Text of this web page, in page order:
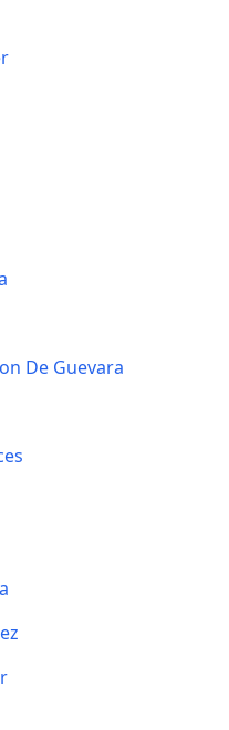
De Guevara